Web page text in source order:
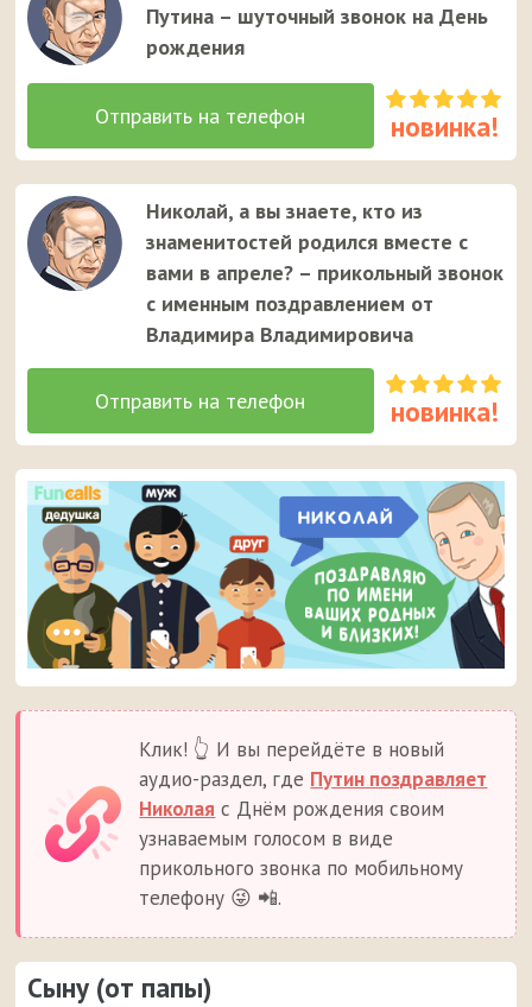
Путина – шуточный звонок на День
рождения
Николай, а вы знаете, кто из
знаменитостей родился вместе с
вами в апреле? – прикольный звонок
с именным поздравлением от
Владимира Владимировича
Клик! 👆 И вы перейдёте в новый
аудио-раздел, где Путин поздравляет
Николая с Днём рождения своим
узнаваемым голосом в виде
прикольного звонка по мобильному
телефону 😜 📲.
Сыну (от папы)